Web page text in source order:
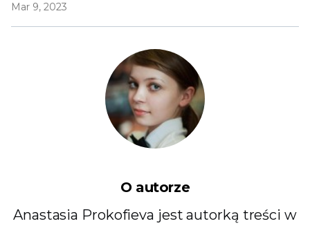
Mar 9, 2023
O autorze
Anastasia Prokofieva jest autorką treści w